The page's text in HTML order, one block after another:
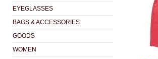
EYEGLASSES
BAGS & ACCESSORIES
GOODS
WOMEN